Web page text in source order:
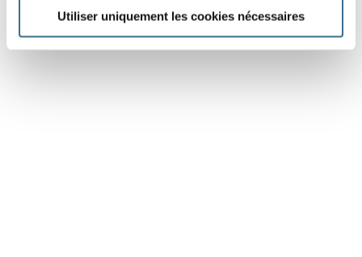
Utiliser uniquement les cookies nécessaires